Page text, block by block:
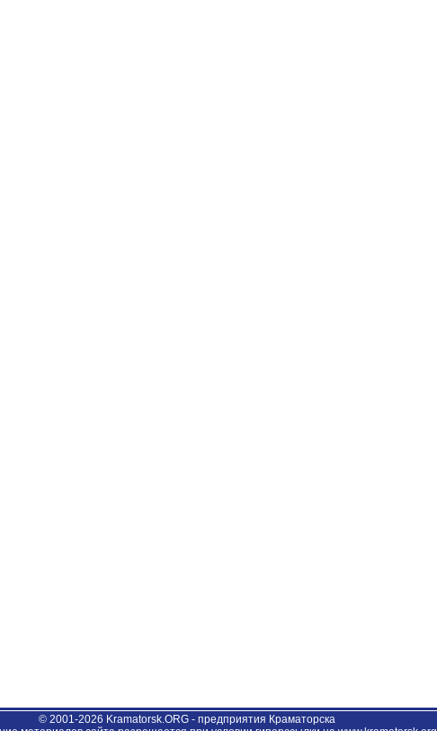
© 2001-2026 Kramatorsk.ORG - предприятия Краматорска